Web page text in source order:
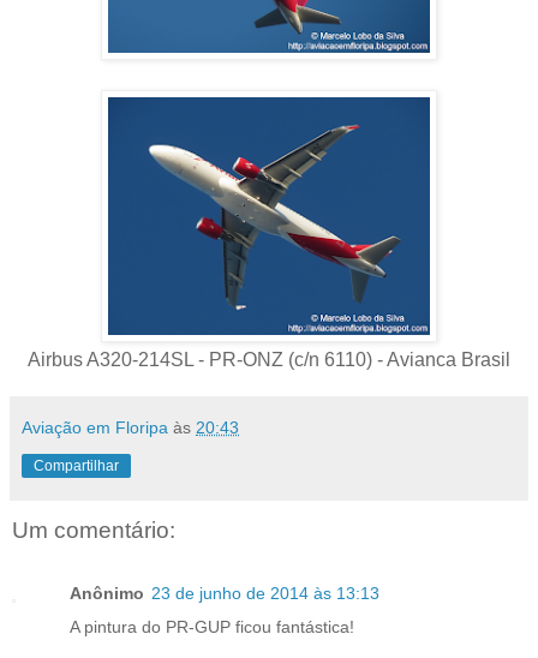
Airbus A320-214SL - PR-ONZ (c/n 6110) - Avianca Brasil
Aviação em Floripa às 20:43
Compartilhar
Um comentário:
Anônimo 23 de junho de 2014 às 13:13
A pintura do PR-GUP ficou fantástica!